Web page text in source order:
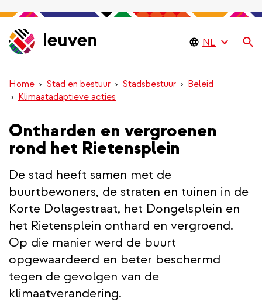
Overslaan
en
naar
inhoud
gaan
Home Stad en bestuur Stadsbestuur
Beleid
Klimaatadaptieve acties
Ontharden en vergroenen
rond het Rietensplein
De stad heeft samen met de
buurtbewoners, de straten en tuinen in de
Korte Dolagestraat, het Dongelsplein en
het Rietensplein onthard en vergroend.
Op die manier werd de buurt
opgewaardeerd en beter beschermd
tegen de gevolgen van de
klimaatverandering.